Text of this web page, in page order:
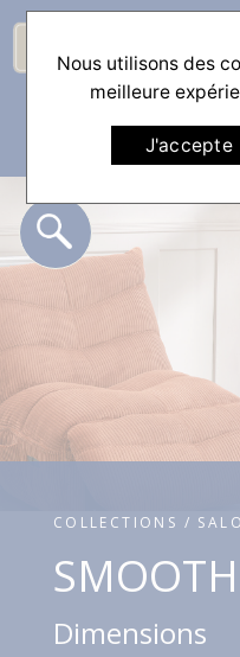
COLLECTIONS /
Dimensions
Nous utilisons des
meilleure
J'accepte